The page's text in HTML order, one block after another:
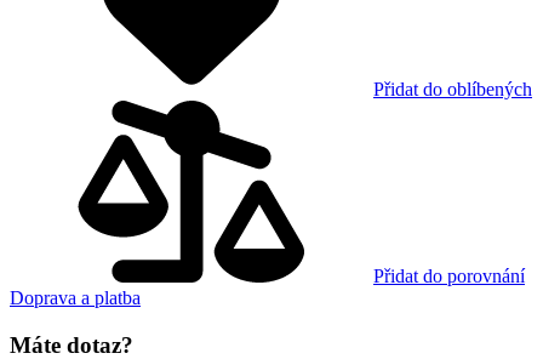
Přidat do oblíbených
Přidat do porovnání
Doprava a platba
Máte dotaz?